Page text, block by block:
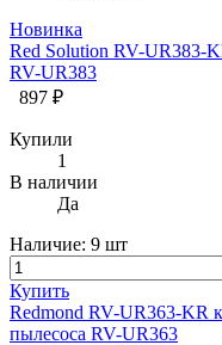
Новинка
Red Solution RV-UR383-
RV-UR383
897 ₽
Купили
1
В наличии
Да
Наличие: 9 шт
Купить
Redmond RV-UR363-KR
пылесоса RV-UR363